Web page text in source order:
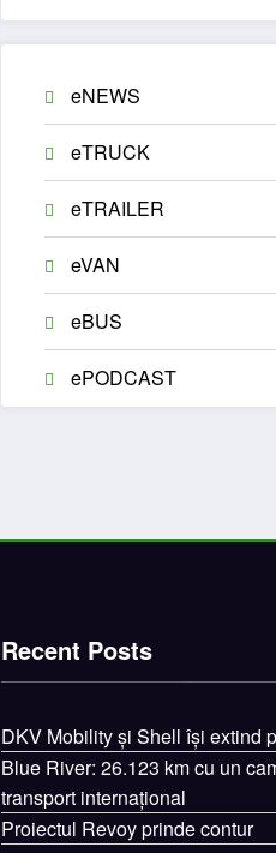
eNEWS
eTRUCK
eTRAILER
eVAN
eBUS
ePODCAST
Recent Posts
DKV Mobility și Shell își extind
Blue River: 26.123 km cu un
transport internațional
Proiectul Revoy prinde contur